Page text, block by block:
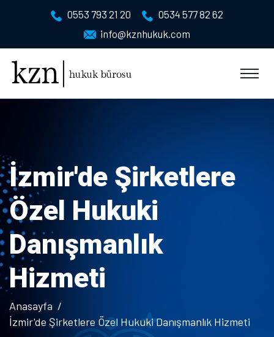
0553 793 21 20
0534 577 82 62
info@kznhukuk.com
İzmir'de Şirketlere
Özel Hukuki
Danışmanlık
Hizmeti
Anasayfa
İzmir'de Şirketlere Özel Hukuki Danışmanlık Hizmeti